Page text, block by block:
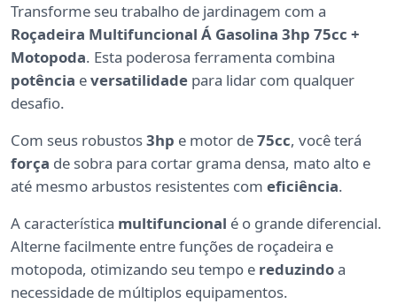
Transforme seu trabalho de jardinagem com a
Roçadeira Multifuncional Á Gasolina 3hp 75cc +
Motopoda. Esta poderosa ferramenta combina
potência eversatilidade para lidar com qualquer
desafio.
Com seus robustos3hp e motor de75cc, você terá
força de sobra para cortar grama densa, mato alto e
até mesmo arbustos resistentes com eficiência.
A característica multifuncional é o grande diferencial.
Alterne facilmente entre funções de roçadeira e
motopoda, otimizando seu tempo e reduzindoa
necessidade de múltiplos equipamentos.